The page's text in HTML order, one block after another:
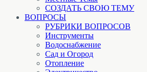
СОЗДАТЬ СВОЮ ТЕМУ
ВОПРОСЫ
РУБРИКИ ВОПРОСОВ
Инструменты
Водоснабжение
Сад и Огород
Отопление